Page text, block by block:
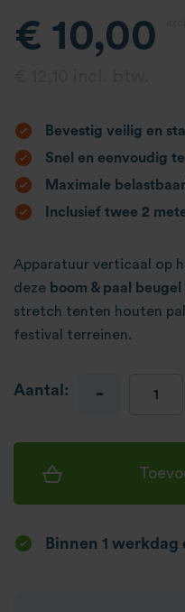
€ 10,00
Bevestig veilig en
Snel en eenvoudig
Maximale
Inclusief twee 2
Apparatuur verticaal op
deze boom & paal beugel
stretch tenten houten
festival terreinen.
Aantal: -
Binnen 1